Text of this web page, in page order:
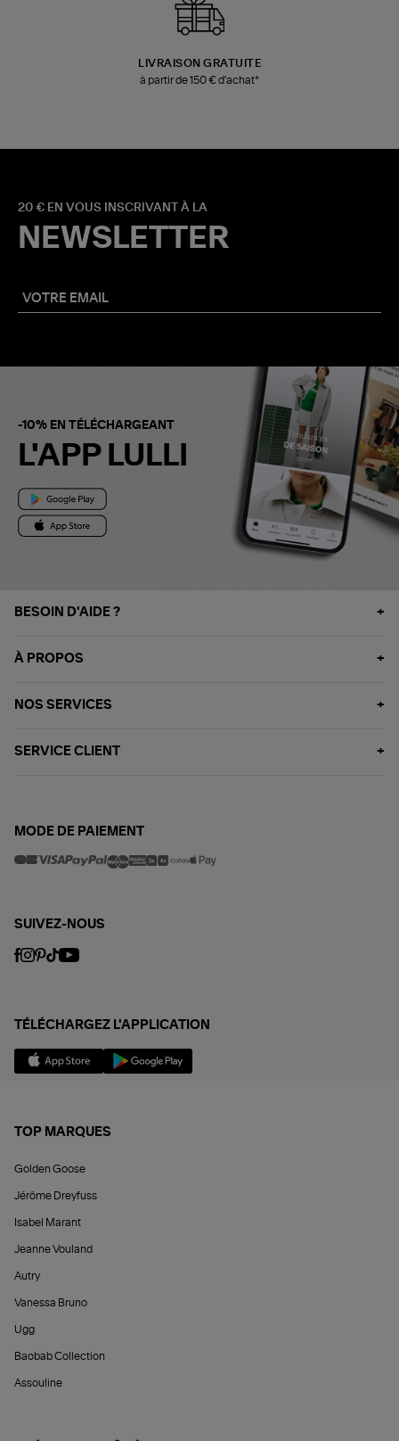
LIVRAISON GRATUITE
à partir de 150 € d'achat*
20 € EN VOUS INSCRIVANT À LA
NEWSLETTER
-10% EN TÉLÉCHARGEANT
L'APP LULLI
BESOIN D'AIDE ?
À PROPOS
NOS SERVICES
SERVICE CLIENT
MODE DE PAIEMENT
SUIVEZ-NOUS
TÉLÉCHARGEZ L'APPLICATION
TOP MARQUES
Golden Goose
Jérôme Dreyfuss
Isabel Marant
Jeanne Vouland
Autry
Vanessa Bruno
Ugg
Baobab Collection
Assouline